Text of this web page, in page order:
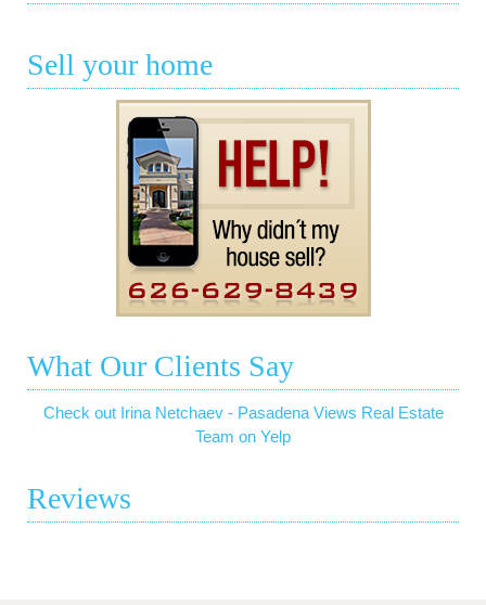
Sell your home
What Our Clients Say
Check out Irina Netchaev - Pasadena Views Real Estate
Team on Yelp
Reviews